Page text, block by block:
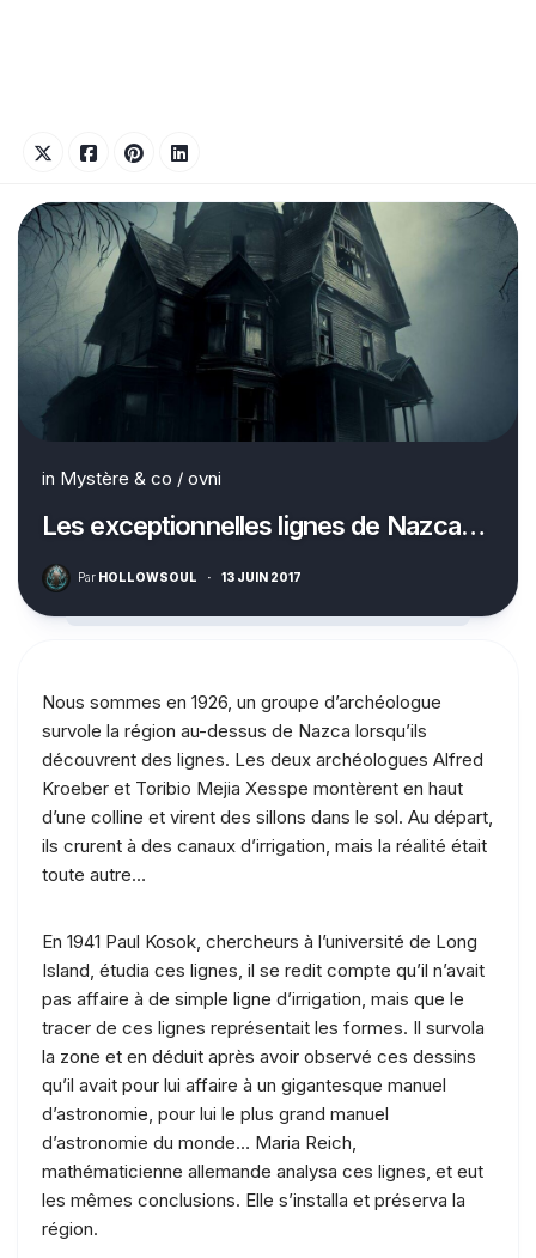
in Mystère & co / ovni
Les exceptionnelles lignes de Nazca…
Par HOLLOWSOUL · 13 JUIN 2017
Nous sommes en 1926, un groupe d’archéologue
survole la région au-dessus de Nazca lorsqu’ils
découvrent des lignes. Les deux archéologues Alfred
Kroeber et Toribio Mejia Xesspe montèrent en haut
d’une colline et virent des sillons dans le sol. Au départ,
ils crurent à des canaux d’irrigation, mais la réalité était
toute autre…
En 1941 Paul Kosok, chercheurs à l’université de Long
Island, étudia ces lignes, il se redit compte qu’il n’avait
pas affaire à de simple ligne d’irrigation, mais que le
tracer de ces lignes représentait les formes. Il survola
la zone et en déduit après avoir observé ces dessins
qu’il avait pour lui affaire à un gigantesque manuel
d’astronomie, pour lui le plus grand manuel
d’astronomie du monde… Maria Reich,
mathématicienne allemande analysa ces lignes, et eut
les mêmes conclusions. Elle s’installa et préserva la
région.